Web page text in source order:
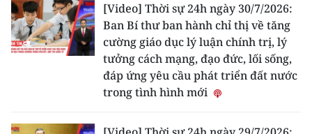
[Video] Thời sự 24h ngày 30/7/2026:
Ban Bí thư ban hành chỉ thị về tăng
cường giáo dục lý luận chính trị, lý
tưởng cách mạng, đạo đức, lối sống,
đáp ứng yêu cầu phát triển đất nước
trong tình hình mới